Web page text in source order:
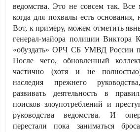
ведомства. Это не совсем так. Все
когда для похвалы есть основания,
Вот, к примеру, можем отметить
генерал-майора полиции Виктора
«обуздать» ОРЧ СБ УМВД России
После чего, обновленный
частично (хотя и не
наследия прежнего
развивать деятельность в
поисков злоупотреблений и
руководства ведомства. И
перестали пока заниматься